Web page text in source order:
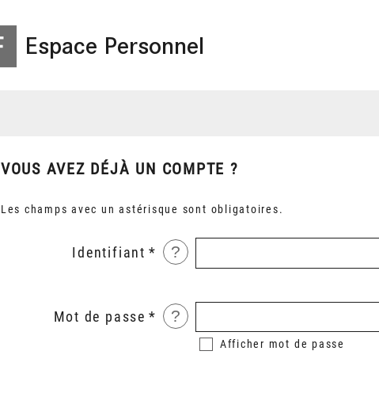
Espace Personnel
VOUS AVEZ DÉJÀ UN COMPTE ?
Les champs avec un astérisque sont obligatoires.
Identifiant ?
Mot de passe ?
Afficher mot de passe